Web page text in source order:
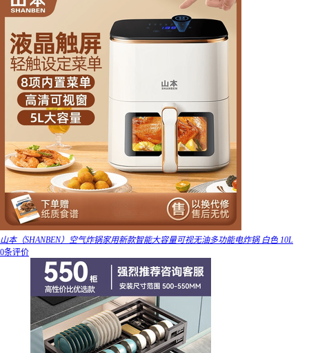
山本（SHANBEN）空气炸锅家用新款智能大容量可视无油多功能电炸锅 白色 10L
0条评价